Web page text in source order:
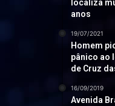
localiza
anos
19/07/2021
Homem
pânico ao
de Cruz
16/09/2019
Avenida